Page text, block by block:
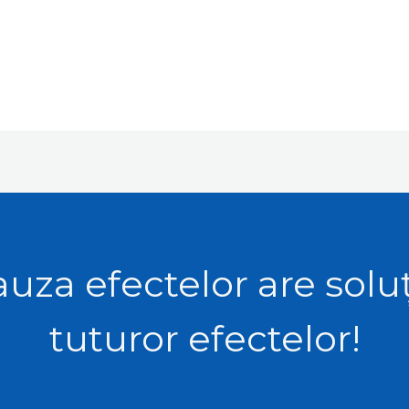
efectelor are
tuturor efectelor!